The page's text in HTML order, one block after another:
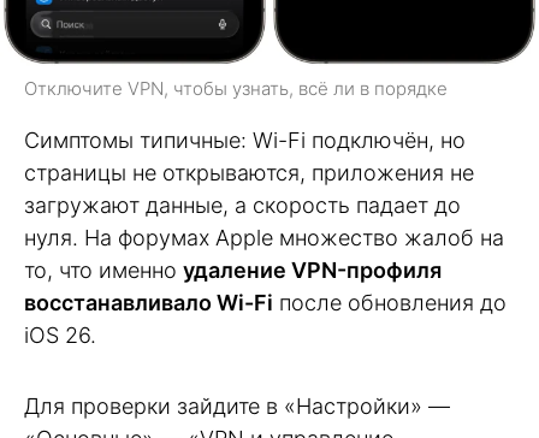
Отключите VPN, чтобы узнать, всё ли в порядке
Симптомы типичные: Wi-Fi подключён, но
страницы не открываются, приложения не
загружают данные, а скорость падает до
нуля. На форумах Apple множество жалоб на
то, что именно удаление VPN-профиля
восстанавливало Wi-Fi после обновления до
iOS 26.
Для проверки зайдите в «Настройки» —